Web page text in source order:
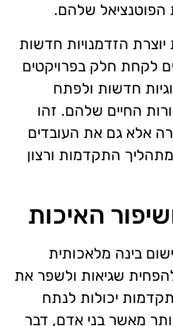
הפוטנציאל שלהם.
הזדמנויות חדשות
לקחת חלק בפרויקטים
חדשות ולפתח
החיים שלהם. זהו
אלא גם את העובדים
התקדמות ורצון
האיכות
בינה מלאכותית
שגיאות ולשפר את
יכולות לנתח
מאשר בני אדם, דבר